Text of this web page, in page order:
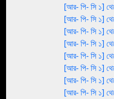
[আর- পি- সি ১]
[আর- পি- সি ১]
[আর- পি- সি ১]
[আর- পি- সি ১]
[আর- পি- সি ১]
[আর- পি- সি ১]
[আর- পি- সি ১]
[আর- পি- সি ১]